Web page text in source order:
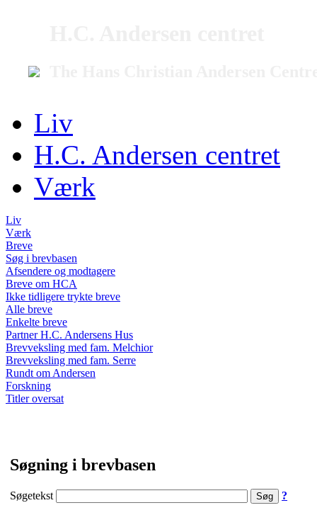
Liv
H.C. Andersen centret
Værk
Liv
Værk
Breve
Søg i brevbasen
Afsendere og modtagere
Breve om HCA
Ikke tidligere trykte breve
Alle breve
Enkelte breve
Partner H.C. Andersens Hus
Brevveksling med fam. Melchior
Brevveksling med fam. Serre
Rundt om Andersen
Forskning
Titler oversat
Søgning i brevbasen
Søgetekst ?